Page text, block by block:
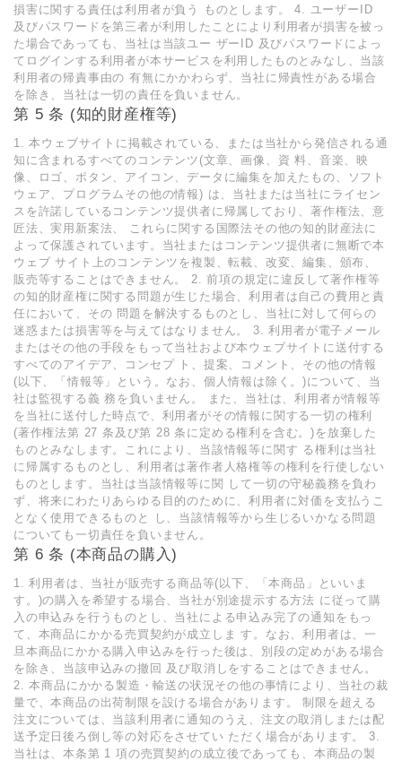
損害に関する責任は利用者が負う ものとします。 4. ユーザーID
及びパスワードを第三者が利用したことにより利用者が損害を被っ
た場合であっても、当社は当該ユー ザーID 及びパスワードによっ
てログインする利用者が本サービスを利用したものとみなし、当該
利用者の帰責事由の 有無にかかわらず、当社に帰責性がある場合
を除き、当社は一切の責任を負いません。
第 5 条 (知的財産権等)
1. 本ウェブサイトに掲載されている、または当社から発信される通
知に含まれるすべてのコンテンツ(文章、画像、資 料、音楽、映
像、ロゴ、ボタン、アイコン、データに編集を加えたもの、ソフト
ウェア、プログラムその他の情報) は、当社または当社にライセン
スを許諾しているコンテンツ提供者に帰属しており、著作権法、意
匠法、実用新案法、 これらに関する国際法その他の知的財産法に
よって保護されています。当社またはコンテンツ提供者に無断で本
ウェブ サイト上のコンテンツを複製、転載、改変、編集、頒布、
販売等することはできません。 2. 前項の規定に違反して著作権等
の知的財産権に関する問題が生じた場合、利用者は自己の費用と責
任において、その 問題を解決するものとし、当社に対して何らの
迷惑または損害等を与えてはなりません。 3. 利用者が電子メール
またはその他の手段をもって当社および本ウェブサイトに送付する
すべてのアイデア、コンセプ ト、提案、コメント、その他の情報
(以下、「情報等」という。なお、個人情報は除く。)について、当
社は監視する義 務を負いません。 また、当社は、利用者が情報等
を当社に送付した時点で、利用者がその情報に関する一切の権利
(著作権法第 27 条及び第 28 条に定める権利を含む。)を放棄した
ものとみなします。これにより、当該情報等に関す る権利は当社
に帰属するものとし、利用者は著作者人格権等の権利を行使しない
ものとします。当社は当該情報等に関 して一切の守秘義務を負わ
ず、将来にわたりあらゆる目的のために、利用者に対価を支払うこ
となく使用できるものと し、当該情報等から生じるいかなる問題
についても一切責任を負いません。
第 6 条 (本商品の購入)
1. 利用者は、当社が販売する商品等(以下、「本商品」といいま
す。)の購入を希望する場合、当社が別途提示する方法 に従って購
入の申込みを行うものとし、当社による申込み完了の通知をもっ
て、本商品にかかる売買契約が成立しま す。なお、利用者は、一
旦本商品にかかる購入申込みを行った後は、別段の定めがある場合
を除き、当該申込みの撤回 及び取消しをすることはできません。
2. 本商品にかかる製造・輸送の状況その他の事情により、当社の裁
量で、本商品の出荷制限を設ける場合があります。 制限を超える
注文については、当該利用者に通知のうえ、注文の取消しまたは配
送予定日後ろ倒し等の対応をさせてい ただく場合があります。 3.
当社は、本条第 1 項の売買契約の成立後であっても、本商品の製